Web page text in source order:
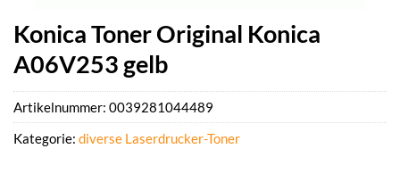
Konica Toner Original Konica
A06V253 gelb
Artikelnummer: 0039281044489
Kategorie: diverse Laserdrucker-Toner